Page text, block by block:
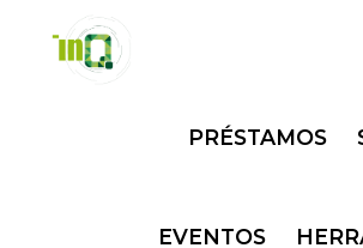
PRÉSTAMOS
EVENTOS